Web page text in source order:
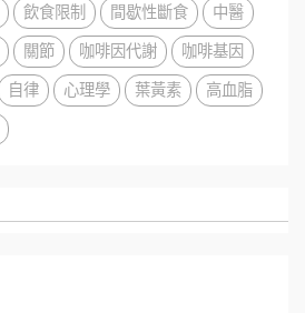
飲食限制 間歇性斷食
中醫
關節 咖啡因代謝
咖啡基因
自律 心理學 葉黃素
高血脂